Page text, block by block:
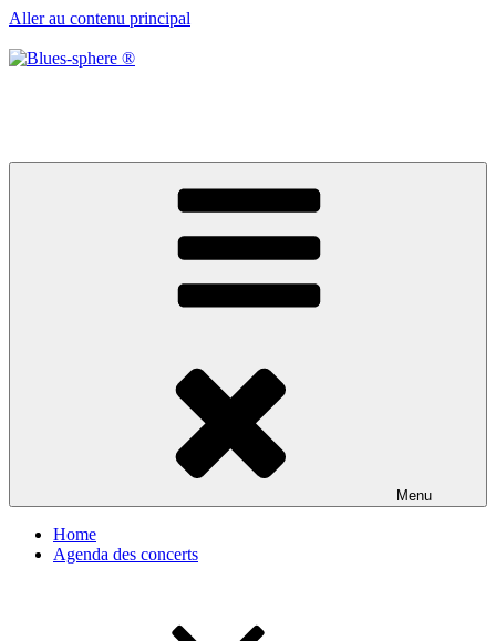
Aller au contenu principal
Menu
Home
Agenda des concerts